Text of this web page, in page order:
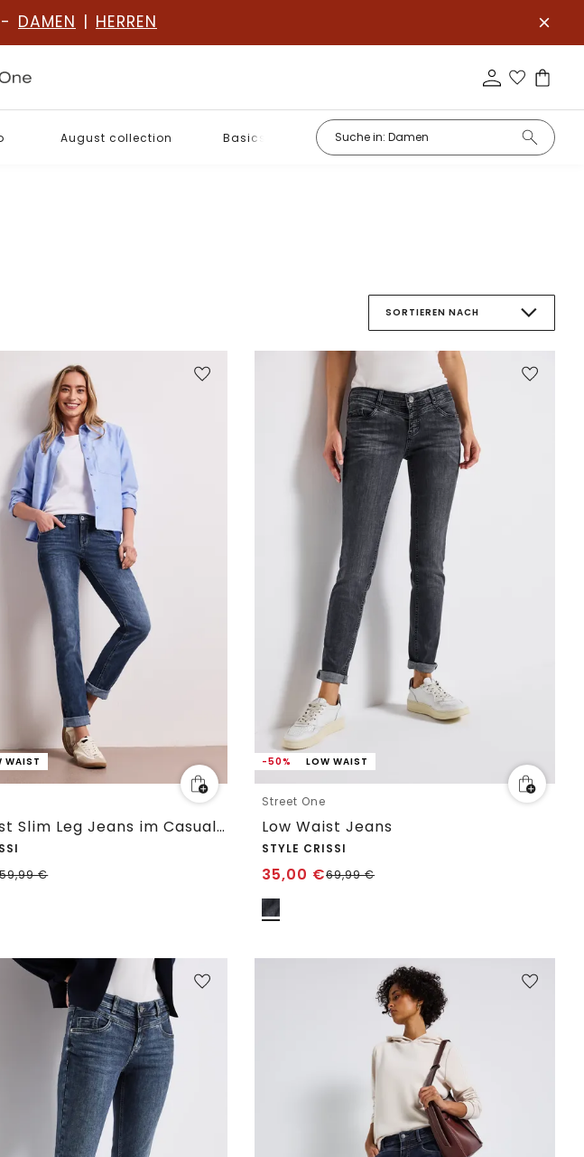
DAMEN | HERREN
August collection Basics
SORTIEREN NACH
WAIST
Low Waist Slim Leg Jeans im Casual Fit
59,99€
-50% LOW WAIST
Street One
Low Waist Jeans
STYLE CRISSI
35,00 €69,99€